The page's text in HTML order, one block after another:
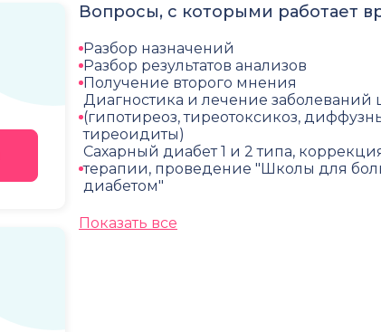
Вопросы, с которыми работает
Разбор назначений
Разбор результатов анализов
Получение второго мнения
Диагностика и лечение
(гипотиреоз, тиреотоксикоз,
тиреоидиты)
Сахарный диабет 1 и 2 типа,
терапии, проведение "Школы для
диабетом"
Показать все